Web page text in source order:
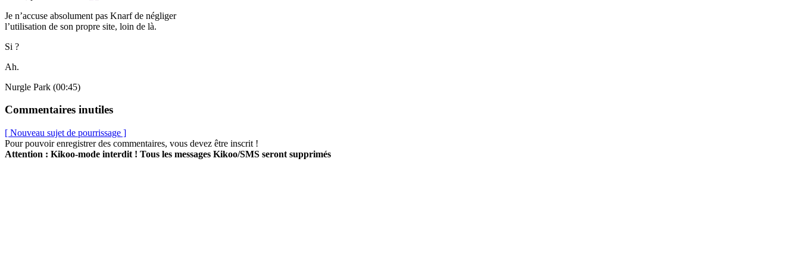
Je n’accuse absolument pas Knarf de négliger
l’utilisation de son propre site, loin de là.
Si ?
Ah.
Nurgle Park (00:45)
Commentaires inutiles
[ Nouveau sujet de pourrissage ]
Pour pouvoir enregistrer des commentaires, vous devez être inscrit !
Attention : Kikoo-mode interdit ! Tous les messages Kikoo/SMS seront supprimés